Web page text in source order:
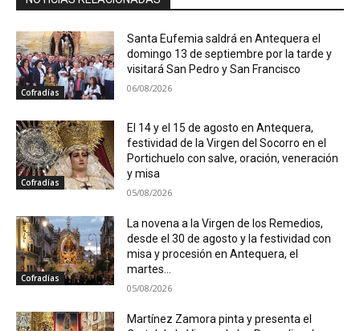
Cofradías
Santa Eufemia saldrá en Antequera el
domingo 13 de septiembre por la tarde y
visitará San Pedro y San Francisco
06/08/2026
Cofradías
El 14 y el 15 de agosto en Antequera,
festividad de la Virgen del Socorro en el
Portichuelo con salve, oración, veneración
y misa
05/08/2026
Cofradías
La novena a la Virgen de los Remedios,
desde el 30 de agosto y la festividad con
misa y procesión en Antequera, el
martes...
05/08/2026
Martínez Zamora pinta y presenta el